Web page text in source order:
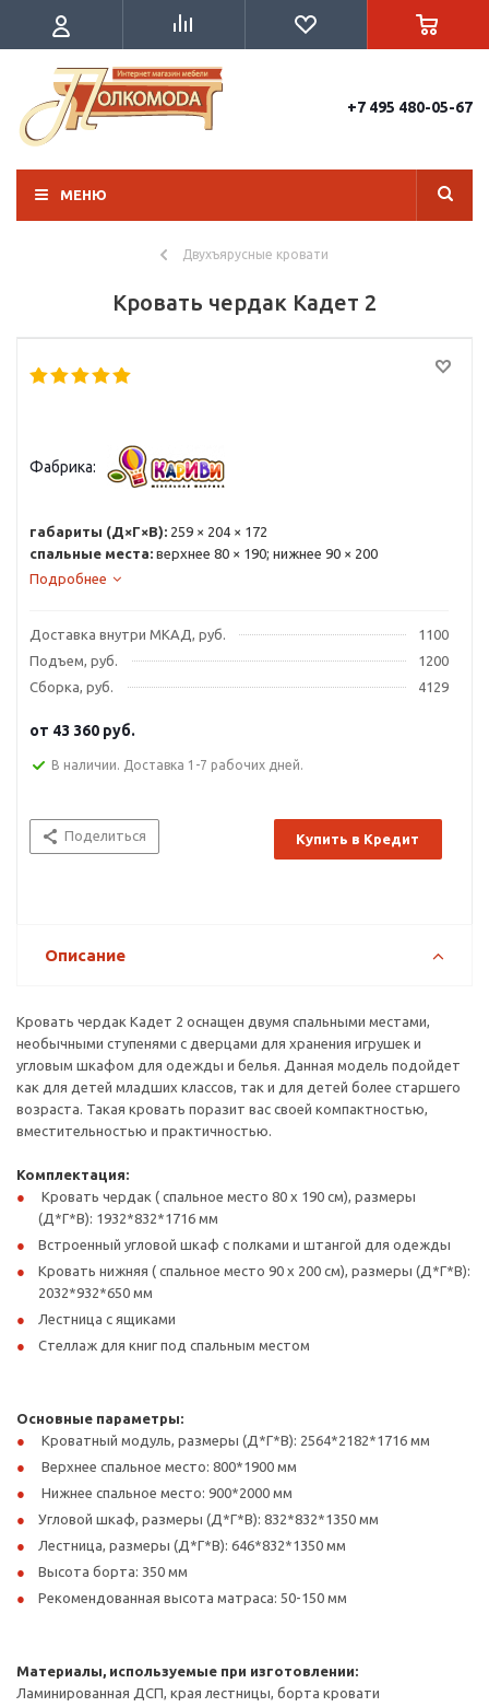
+7 495 480-05-67
МЕНЮ
Двухъярусные кровати
Кровать чердак Кадет 2
Фабрика:
габариты (Д×Г×В): 259 × 204 × 172
спальные места: верхнее 80 × 190; нижнее 90 × 200
Подробнее
Доставка внутри МКАД, руб.
1100
Подъем, руб.
1200
Сборка, руб.
4129
от 43 360 руб.
В наличии. Доставка 1-7 рабочих дней.
Поделиться Купить в Кредит
Описание
Кровать чердак Кадет 2 оснащен двумя спальными местами,
необычными ступенями с дверцами для хранения игрушек и
угловым шкафом для одежды и белья. Данная модель подойдет
как для детей младших классов, так и для детей более старшего
возраста. Такая кровать поразит вас своей компактностью,
вместительностью и практичностью.
Комплектация:
Кровать чердак ( спальное место 80 х 190 см), размеры
(Д*Г*В): 1932*832*1716 мм
Встроенный угловой шкаф с полками и штангой для одежды
Кровать нижняя ( спальное место 90 х 200 см), размеры (Д*Г*В):
2032*932*650 мм
Лестница с ящиками
Стеллаж для книг под спальным местом
Основные параметры:
Кроватный модуль, размеры (Д*Г*В): 2564*2182*1716 мм
Верхнее спальное место: 800*1900 мм
Нижнее спальное место: 900*2000 мм
Угловой шкаф, размеры (Д*Г*В): 832*832*1350 мм
Лестница, размеры (Д*Г*В): 646*832*1350 мм
Высота борта: 350 мм
Рекомендованная высота матраса: 50-150 мм
Материалы, используемые при изготовлении:
Ламинированная ДСП, края лестницы, борта кровати